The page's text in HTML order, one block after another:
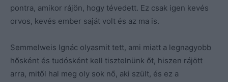
pontra, amikor rájön, hogy tévedett. Ez csak igen kevés
orvos, kevés ember saját volt és az ma is.
Semmelweis Ignác olyasmit tett, ami miatt a legnagyobb
hősként és tudósként kell tisztelnünk őt, hiszen rájött
arra, mitől hal meg oly sok nő, aki szült, és ez a